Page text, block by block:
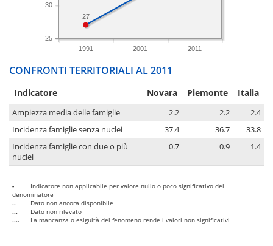
1991 2001 2011
25
30
27
CONFRONTI TERRITORIALI AL 2011
Indicatore Novara Piemonte Italia
Ampiezza media delle famiglie 2.2 2.2
2.4
Incidenza famiglie senza nuclei
37.4 36.7
33.8
Incidenza famiglie con due o più
nuclei
0.7 0.9 1.4
-
Indicatore non applicabile per valore nullo o poco significativo del
denominatore
..
Dato non ancora disponibile
...
Dato non rilevato
....
La mancanza o esiguità del fenomeno rende i valori non significativi